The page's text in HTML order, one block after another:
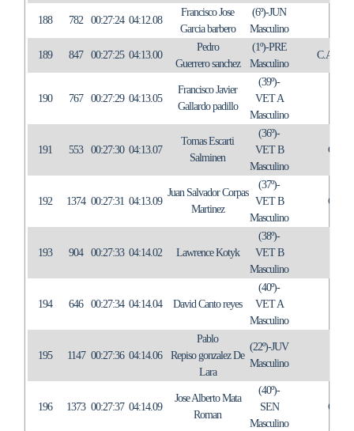
188 782 00:27:24 04:12.08
Francisco Jose
Garcia barbero
(6º)-JUN
Masculino
189 847 00:27:25 04:13.00
Pedro
Guerrero sanchez
(1º)-PRE
Masculino
C.A.
190 767 00:27:29 04:13.05
Francisco Javier
Gallardo padillo
(39º)-
VET A
Masculino
191 553 00:27:30 04:13.07
Tomas Escarti
Salminen
(36º)-
VET B
Masculino
C.T.
192 1374 00:27:31 04:13.09
Juan Salvador Corpas
Martinez
(37º)-
VET B
Masculino
C.T.
193 904 00:27:33 04:14.02 Lawrence Kotyk
(38º)-
VET B
Masculino
194 646 00:27:34 04:14.04 David Canto reyes
(40º)-
VET A
Masculino
195 1147 00:27:36 04:14.06
Pablo
Repiso gonzalez De
Lara
(22º)-JUV
Masculino
196 1373 00:27:37 04:14.09
Jose Alberto Mata
Roman
(40º)-
SEN
Masculino
C.T.